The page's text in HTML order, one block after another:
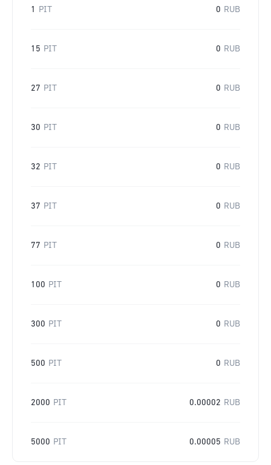
1 PIT 0 RUB
15 PIT 0 RUB
27 PIT 0 RUB
30 PIT 0 RUB
32 PIT 0 RUB
37 PIT 0 RUB
77 PIT 0 RUB
100 PIT 0 RUB
300 PIT 0 RUB
500 PIT 0 RUB
2000 PIT 0.00002 RUB
5000 PIT 0.00005 RUB